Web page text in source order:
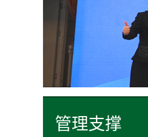
管理支撑